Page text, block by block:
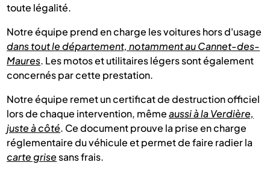
toute légalité.
Notre équipe prend en charge les voitures hors d'usage
dans tout le département, notamment au Cannet-des-
Maures. Les motos et utilitaires légers sont également
concernés par cette prestation.
Notre équipe remet un certificat de destruction officiel
lors de chaque intervention, mêmeaussi à la Verdière,
juste à côté. Ce document prouve la prise en charge
réglementaire du véhicule et permet de faire radier la
carte grisesans frais.